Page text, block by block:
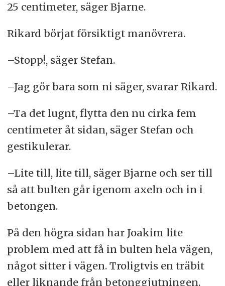
25 centimeter, säger Bjarne.
Rikard börjat försiktigt manövrera.
–Stopp!, säger Stefan.
–Jag gör bara som ni säger, svarar Rikard.
–Ta det lugnt, flytta den nu cirka fem
centimeter åt sidan, säger Stefan och
gestikulerar.
–Lite till, lite till, säger Bjarne och ser till
så att bulten går igenom axeln och in i
betongen.
På den högra sidan har Joakim lite
problem med att få in bulten hela vägen,
något sitter i vägen. Troligtvis en träbit
eller liknande från betonggjutningen.